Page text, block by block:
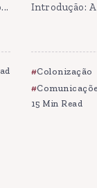
Introdução:
Colonização
15 Min Read